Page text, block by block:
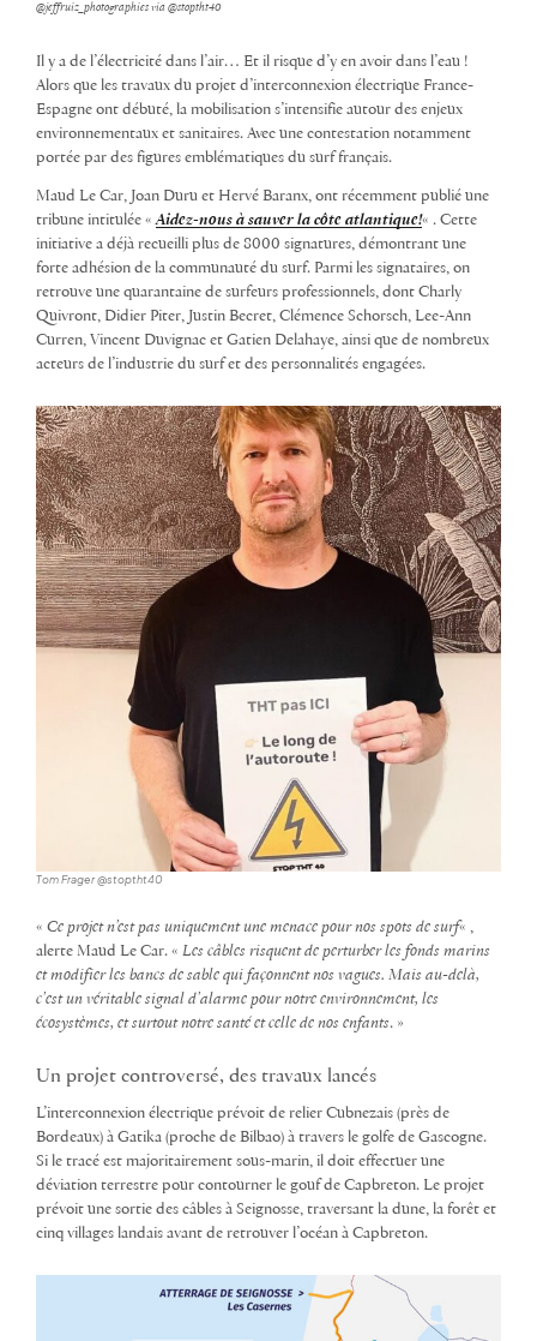
@jeffruiz_photographies via @stoptht40
Il y a de l’électricité dans l’air… Et il risque d’y en avoir dans l’eau !
Alors que les travaux du projet d’interconnexion électrique France-
Espagne ont débuté, la mobilisation s’intensifie autour des enjeux
environnementaux et sanitaires. Avec une contestation notamment
portée par des figures emblématiques du surf français.
Maud Le Car, Joan Duru et Hervé Baranx, ont récemment publié une
tribune intitulée «Aidez-nous à sauver la côte atlantique!« . Cette
initiative a déjà recueilli plus de 8000 signatures, démontrant une
forte adhésion de la communauté du surf. Parmi les signataires, on
retrouve une quarantaine de surfeurs professionnels, dont Charly
Quivront, Didier Piter, Justin Becret, Clémence Schorsch, Lee-Ann
Curren, Vincent Duvignac et Gatien Delahaye, ainsi que de nombreux
acteurs de l’industrie du surf et des personnalités engagées.
Tom Frager @stoptht40
« Ce projet n’est pas uniquement une menace pour nos spots de surf« ,
alerte Maud Le Car. « Les câbles risquent de perturber les fonds marins
et modifier les bancs de sable qui façonnent nos vagues. Mais au-delà,
c’est un véritable signal d’alarme pour notre environnement, les
écosystèmes, et surtout notre santé et celle de nos enfants. »
Un projet controversé, des travaux lancés
L’interconnexion électrique prévoit de relier Cubnezais (près de
Bordeaux) à Gatika (proche de Bilbao) à travers le golfe de Gascogne.
Si le tracé est majoritairement sous-marin, il doit effectuer une
déviation terrestre pour contourner le gouf de Capbreton. Le projet
prévoit une sortie des câbles à Seignosse, traversant la dune, la forêt et
cinq villages landais avant de retrouver l’océan à Capbreton.